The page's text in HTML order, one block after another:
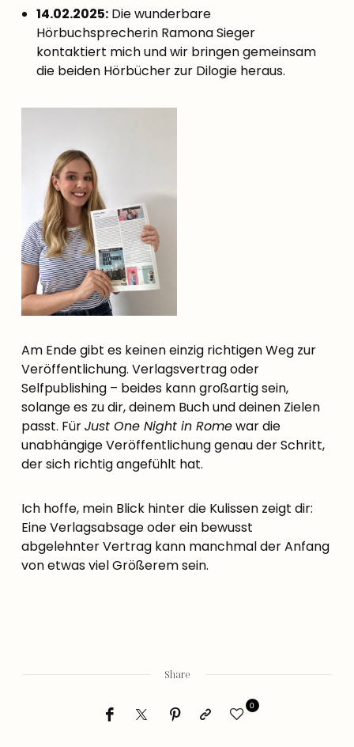
14.02.2025: Die wunderbare
Hörbuchsprecherin Ramona Sieger
kontaktiert mich und wir bringen gemeinsam
die beiden Hörbücher zur Dilogie heraus.
Am Ende gibt es keinen einzig richtigen Weg zur
Veröffentlichung. Verlagsvertrag oder
Selfpublishing – beides kann großartig sein,
solange es zu dir, deinem Buch und deinen Zielen
passt. FürJust One Night in Romewar die
unabhängige Veröffentlichung genau der Schritt,
der sich richtig angefühlt hat.
Ich hoffe, mein Blick hinter die Kulissen zeigt dir:
Eine Verlagsabsage oder ein bewusst
abgelehnter Vertrag kann manchmal der Anfang
von etwas viel Größerem sein.
Share
0